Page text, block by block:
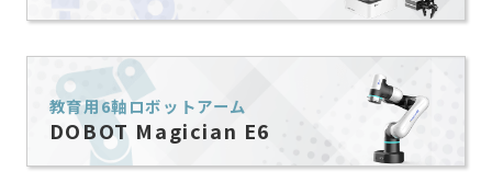
教育用6軸ロボットアーム
DOBOT Magician E6